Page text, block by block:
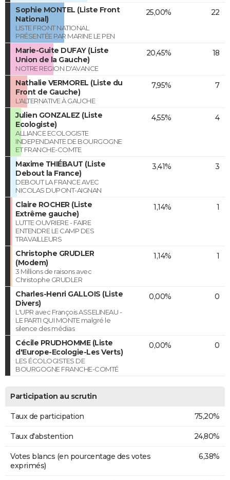
Sophie MONTEL (Liste Front
National)
LISTE FRONT NATIONAL
PRÉSENTÉE PAR MARINE LE PEN
25,00% 22
Marie-Guite DUFAY (Liste
Union de la Gauche)
NOTRE REGION D'AVANCE
20,45% 18
Nathalie VERMOREL (Liste du
Front de Gauche)
L'ALTERNATIVE À GAUCHE
7,95% 7
Julien GONZALEZ (Liste
Ecologiste)
ALLIANCE ECOLOGISTE
INDEPENDANTE DE BOURGOGNE
ET FRANCHE-COMTE
4,55% 4
Maxime THIÉBAUT (Liste
Debout la France)
DEBOUT LA FRANCE AVEC
NICOLAS DUPONT-AIGNAN
3,41% 3
Claire ROCHER (Liste
Extrême gauche)
LUTTE OUVRIERE - FAIRE
ENTENDRE LE CAMP DES
TRAVAILLEURS
1,14% 1
Christophe GRUDLER
(Modem)
3 Millions de raisons avec
Christophe GRUDLER
1,14% 1
Charles-Henri GALLOIS (Liste
Divers)
L'UPR avec François ASSELINEAU -
LE PARTI QUI MONTE malgré le
silence des médias
0,00% 0
Cécile PRUDHOMME (Liste
d'Europe-Ecologie-Les Verts)
LES ÉCOLOGISTES DE
BOURGOGNE FRANCHE-COMTÉ
0,00% 0
Participation au scrutin
Taux de participation 75,20%
Taux d'abstention 24,80%
Votes blancs (en pourcentage des votes
exprimés)
6,38%